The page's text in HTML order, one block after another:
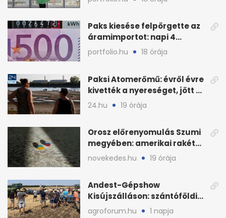
Paks kiesése felpörgette az
áramimportot: napi 4
milliárd forintos számla
portfolio.hu 18 órája
Paksi Atomerőmű: évről évre
kivették a nyereséget, jött a
baj
24.hu 19 órája
Orosz előrenyomulás Szumi
megyében: amerikai rakéták
is zsákmányként
novekedes.hu 19 órája
Andest-Gépshow
Kisújszálláson: szántóföldi
bemutató 2026. augusztus
agroforum.hu 1 napja